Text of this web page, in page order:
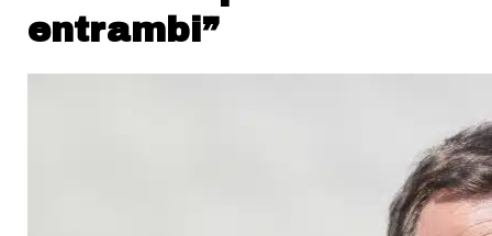
entrambi”